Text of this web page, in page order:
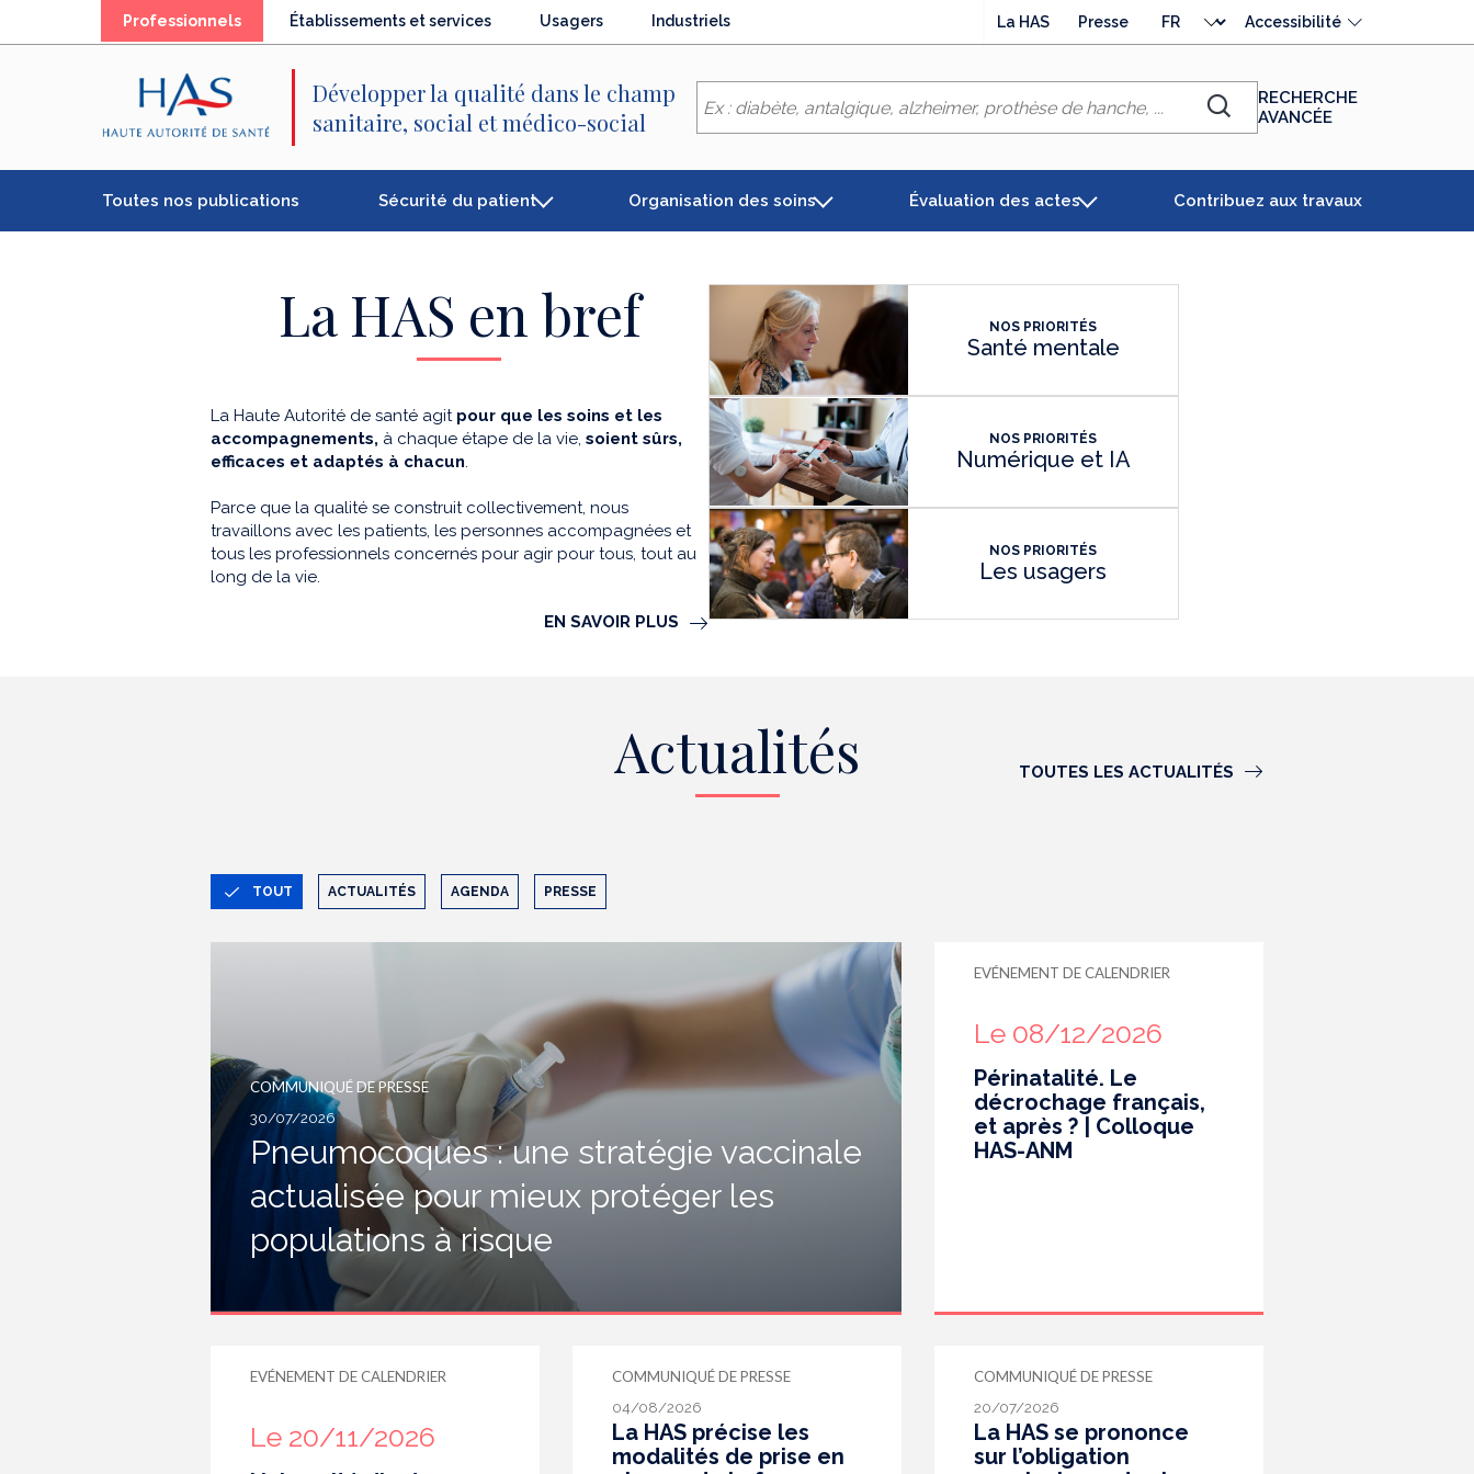
Professionnels(élémentÉtablissements et services Usagers Industriels La HAS Presse
langue
Accessibilité
Développer la qualité dans le champ
sanitaire, social et médico-social
Chercher
RECHERCHE
AVANCÉE
Toutes nos publications Sécurité du patient Organisation des soins Évaluation des actes Contribuez aux travaux
La HAS en bref
La Haute Autorité de santé agit pour que les soins et les
accompagnements, à chaque étape de la vie, soient sûrs,
efficaces et adaptés à chacun.
Parce que la qualité se construit collectivement, nous
travaillons avec les patients, les personnes accompagnées et
tous les professionnels concernés pour agir pour tous, tout au
long de la vie.
EN SAVOIR PLUS
NOS PRIORITÉS
Santé mentale
NOS PRIORITÉS
Numérique et IA
NOS PRIORITÉS
Les usagers
Actualités TOUTES LES ACTUALITÉS
TOUT ACTUALITÉS AGENDA PRESSE
COMMUNIQUÉ DE PRESSE
30/07/2026
Pneumocoques : une stratégie vaccinale
actualisée pour mieux protéger les
populations à risque
EVÉNEMENT DE CALENDRIER
Le 08/12/2026
Périnatalité. Le
décrochage français,
et après ? | Colloque
HAS-ANM
EVÉNEMENT DE CALENDRIER
Le 20/11/2026
COMMUNIQUÉ DE PRESSE
04/08/2026
La HAS précise les
modalités de prise en
COMMUNIQUÉ DE PRESSE
20/07/2026
La HAS se prononce
sur l’obligation